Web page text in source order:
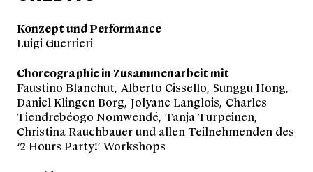
Konzept und Performance
Luigi Guerrieri
Choreographie in Zusammenarbeit mit
Faustino Blanchut, Alberto Cissello, Sunggu Hong,
Daniel Klingen Borg, Jolyane Langlois, Charles
Tiendrebéogo Nomwendé, Tanja Turpeinen,
Christina Rauchbauer und allen Teilnehmenden des
‘2 Hours Party!’ Workshops